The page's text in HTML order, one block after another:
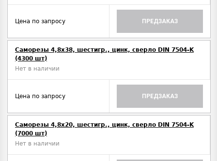
Цена по запросу ПРЕДЗАКАЗ
Саморезы 4,8х38, шестигр., цинк, сверло DIN 7504-K
(4300 шт)
Нет в наличии
Цена по запросу ПРЕДЗАКАЗ
Саморезы 4,8х20, шестигр., цинк, сверло DIN 7504-K
(7000 шт)
Нет в наличии